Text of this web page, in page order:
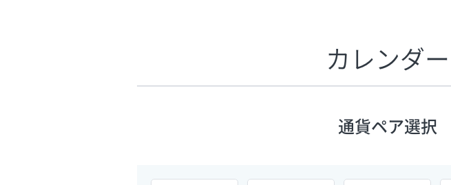
あたりの
ポイント
カレンダー
通貨ペア選択